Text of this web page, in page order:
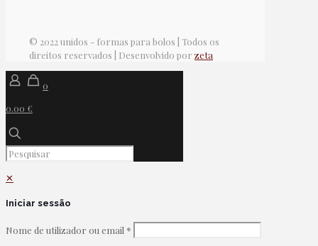
© 2022 unidos - formas para bolos | Todos os
direitos reservados | Desenvolvido por zeta
0
0.00 €
✕
Iniciar sessão
Nome de utilizador ou email *